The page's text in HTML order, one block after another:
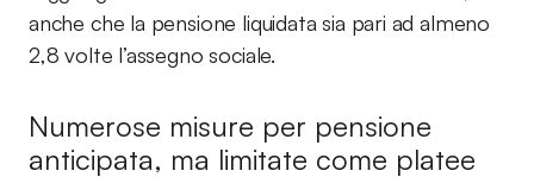
anche che la pensione liquidata sia pari ad almeno
2,8 volte l’assegno sociale.
Numerose misure per pensione
anticipata, ma limitate come platee